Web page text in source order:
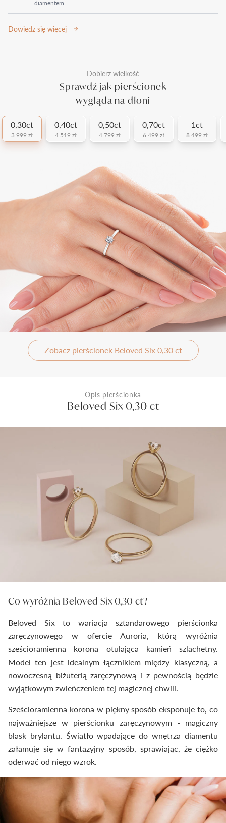
diamentem.
Dowiedz się więcej
Dobierz wielkość
Sprawdź jak pierścionek
wygląda na dłoni
0,30ct
3 999 zł
0,40ct
4 519 zł
0,50ct
4 799 zł
0,70ct
6 499 zł
1ct
8 499 zł
Zobacz pierścionek Beloved Six 0,30 ct
Opis pierścionka
Beloved Six 0,30 ct
Co wyróżnia Beloved Six 0,30 ct?
Beloved Six to wariacja sztandarowego pierścionka
zaręczynowego w ofercie Auroria, którą wyróżnia
sześcioramienna korona otulająca kamień szlachetny.
Model ten jest idealnym łącznikiem między klasyczną, a
nowoczesną biżuterią zaręczynową i z pewnością będzie
wyjątkowym zwieńczeniem tej magicznej chwili.
Sześcioramienna korona w piękny sposób eksponuje to, co
najważniejsze w pierścionku zaręczynowym - magiczny
blask brylantu. Światło wpadające do wnętrza diamentu
załamuje się w fantazyjny sposób, sprawiając, że ciężko
oderwać od niego wzrok.